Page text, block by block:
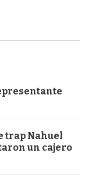
trap Nahuel
un cajero